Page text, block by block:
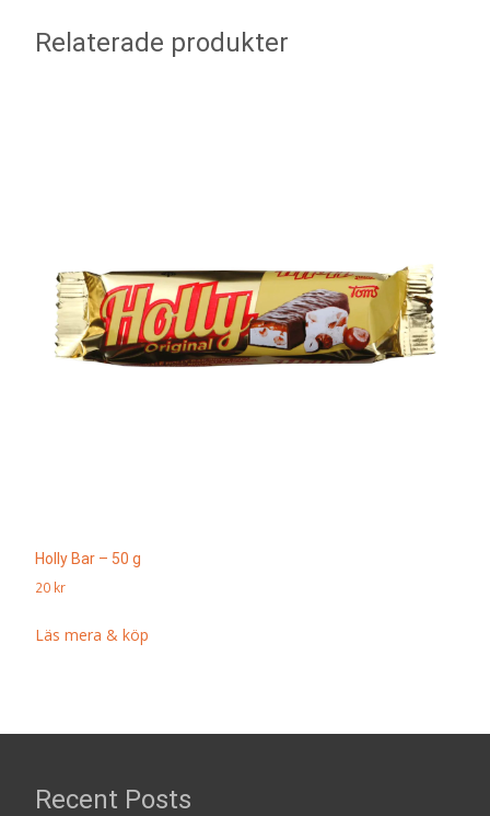
Relaterade produkter
Holly Bar – 50 g
20 kr
Läs mera & köp
Recent Posts